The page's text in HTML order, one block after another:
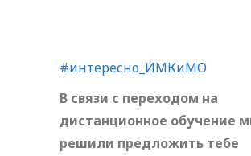
#интересно_ИМКиМО
В связи с переходом на
дистанционное обучение
решили предложить тебе